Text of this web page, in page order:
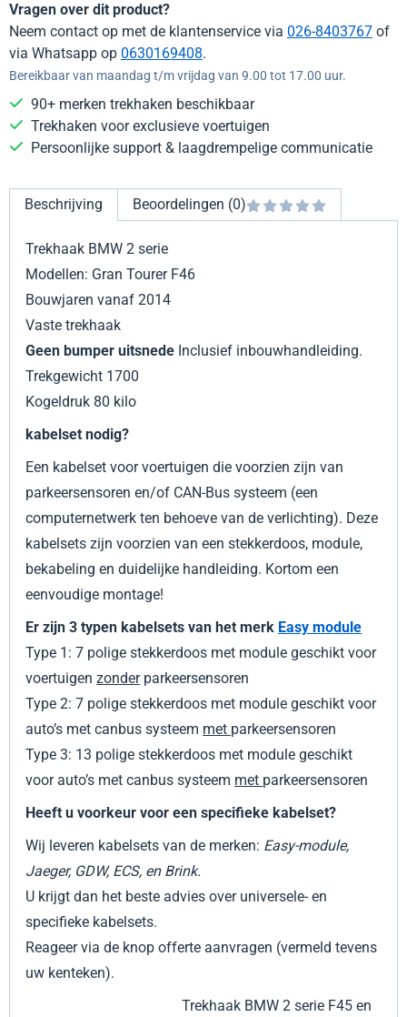
Vragen over dit product?
Neem contact op met de klantenservice via 026-8403767 of
via Whatsapp op 0630169408.
Bereikbaar van maandag t/m vrijdag van 9.00 tot 17.00 uur.
90+ merken trekhaken beschikbaar
Trekhaken voor exclusieve voertuigen
Persoonlijke support & laagdrempelige communicatie
Beschrijving Beoordelingen (0)
Trekhaak BMW 2 serie
Modellen: Gran Tourer F46
Bouwjaren vanaf 2014
Vaste trekhaak
Geen bumper uitsnede Inclusief inbouwhandleiding.
Trekgewicht 1700
Kogeldruk 80 kilo
kabelset nodig?
Een kabelset voor voertuigen die voorzien zijn van
parkeersensoren en/of CAN-Bus systeem (een
computernetwerk ten behoeve van de verlichting). Deze
kabelsets zijn voorzien van een stekkerdoos, module,
bekabeling en duidelijke handleiding. Kortom een
eenvoudige montage!
Er zijn 3 typen kabelsets van het merk Easy module
Type 1: 7 polige stekkerdoos met module geschikt voor
voertuigenzonderparkeersensoren
Type 2: 7 polige stekkerdoos met module geschikt voor
auto’s met canbus systeem met parkeersensoren
Type 3: 13 polige stekkerdoos met module geschikt
voor auto’s met canbus systeem met parkeersensoren
Heeft u voorkeur voor een specifieke kabelset?
Wij leveren kabelsets van de merken: Easy-module,
Jaeger, GDW, ECS, en Brink.
U krijgt dan het beste advies over universele- en
specifieke kabelsets.
Reageer via de knop offerte aanvragen (vermeld tevens
uw kenteken).
Trekhaak BMW 2 serie F45 en